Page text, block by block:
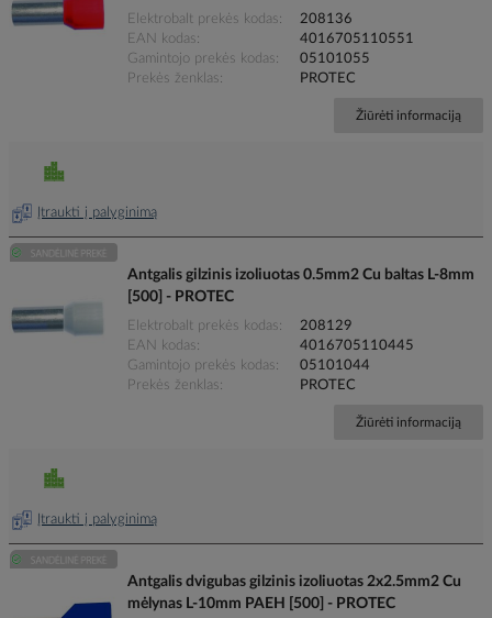
Elektrobalt prekės kodas
208136
EAN kodas
4016705110551
Gamintojo prekės kodas
05101055
Prekės ženklas
PROTEC
Žiūrėti informaciją
Įtraukti į palyginimą
Antgalis gilzinis izoliuotas 0.5mm2 Cu baltas L-8mm
[500] - PROTEC
Elektrobalt prekės kodas
208129
EAN kodas
4016705110445
Gamintojo prekės kodas
05101044
Prekės ženklas
PROTEC
Žiūrėti informaciją
Įtraukti į palyginimą
Antgalis dvigubas gilzinis izoliuotas 2x2.5mm2 Cu
mėlynas L-10mm PAEH [500] - PROTEC